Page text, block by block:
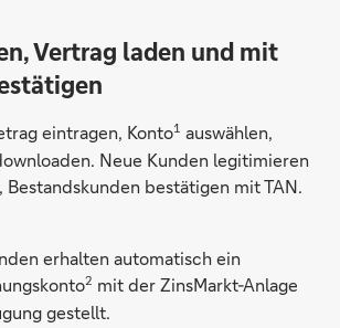
Vertrag laden und mit
eintragen, Konto1 auswählen,
Neue Kunden legitimieren
, Bestandskunden bestätigen mit TAN.
erhalten automatisch ein
2 mit der ZinsMarkt-Anlage
gestellt.